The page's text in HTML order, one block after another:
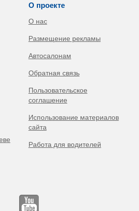
О проекте
О нас
Размещение рекламы
Автосалонам
Обратная связь
Пользовательское
соглашение
Использование материалов
сайта
Работа для водителей